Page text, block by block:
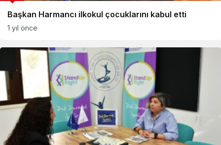
Başkan Harmancı ilkokul çocuklarını kabul etti
1 yıl önce